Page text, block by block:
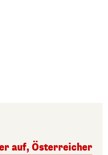
auf, Österreicher